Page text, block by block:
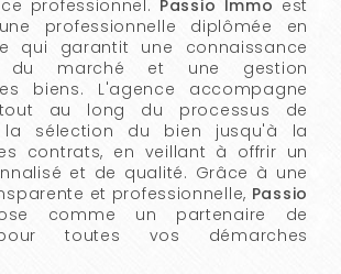
professionnel. Passio Immo est
professionnelle diplômée en
qui garantit une connaissance
du marché et une gestion
biens. L'agence accompagne
au long du processus de
sélection du bien jusqu'à la
contrats, en veillant à offrir un
et de qualité. Grâce à une
et professionnelle, Passio
comme un partenaire de
toutes vos démarches